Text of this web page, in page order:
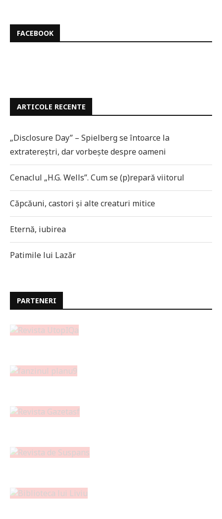
FACEBOOK
ARTICOLE RECENTE
„Disclosure Day” – Spielberg se întoarce la
extratereștri, dar vorbește despre oameni
Cenaclul „H.G. Wells”. Cum se (p)repară viitorul
Căpcăuni, castori și alte creaturi mitice
Eternă, iubirea
Patimile lui Lazăr
PARTENERI